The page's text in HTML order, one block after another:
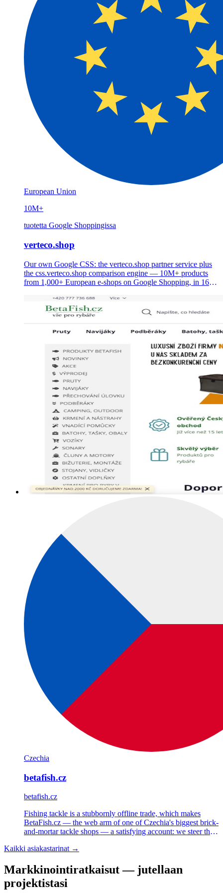
European Union
10M+
tuotetta Google Shoppingissa
verteco.shop
Our own Google CSS: the verteco.shop partner service plus
the css.verteco.shop comparison engine — 10M+ products
from 1,000+ European e-shops on Google Shopping, in 16
Czechia
betafish.cz
betafish.cz
Fishing tackle is a stubbornly offline trade, which makes
BetaFish.cz — the web arm of one of Czechia's biggest brick-
and-mortar tackle shops — a satisfying account: we steer the
Kaikki asiakastarinat →
Markkinointiratkaisut — jutellaan
projektistasi